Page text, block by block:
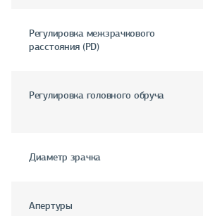
Регулировка межзрачкового
расстояния (PD)
Регулировка головного обруча
Диаметр зрачка
Апертуры